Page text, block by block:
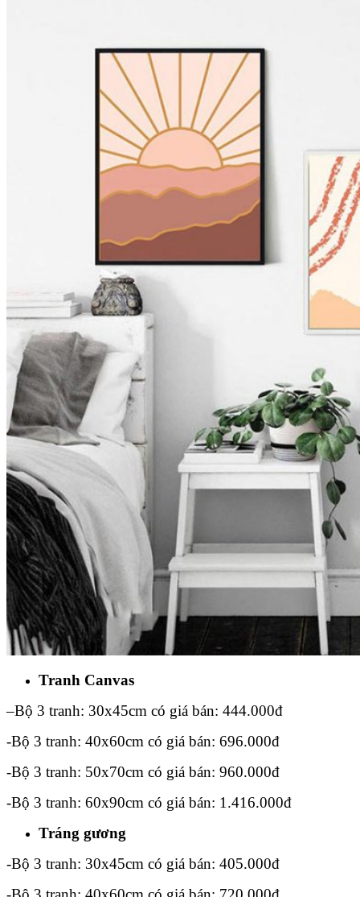
Tranh Canvas
–Bộ 3 tranh: 30x45cm có giá bán: 444.000đ
-Bộ 3 tranh: 40x60cm có giá bán: 696.000đ
-Bộ 3 tranh: 50x70cm có giá bán: 960.000đ
-Bộ 3 tranh: 60x90cm có giá bán: 1.416.000đ
Tráng gương
-Bộ 3 tranh: 30x45cm có giá bán: 405.000đ